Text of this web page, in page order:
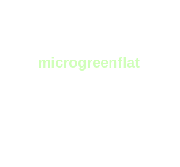
microgreenflat